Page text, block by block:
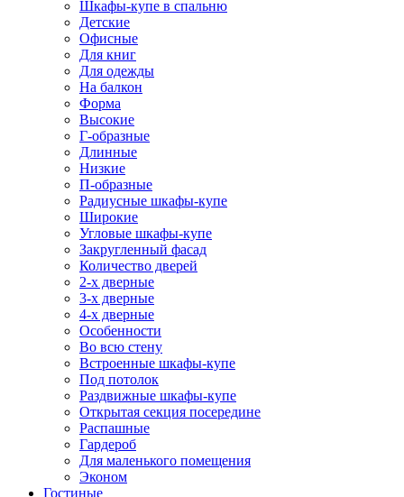
Шкафы-купе в спальню
Детские
Офисные
Для книг
Для одежды
На балкон
Форма
Высокие
Г-образные
Длинные
Низкие
П-образные
Радиусные шкафы-купе
Широкие
Угловые шкафы-купе
Закругленный фасад
Количество дверей
2-х дверные
3-х дверные
4-х дверные
Особенности
Во всю стену
Встроенные шкафы-купе
Под потолок
Раздвижные шкафы-купе
Открытая секция посередине
Распашные
Гардероб
Для маленького помещения
Эконом
Гостиные